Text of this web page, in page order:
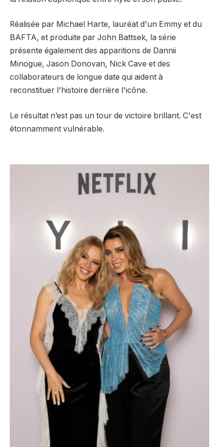
Réalisée par Michael Harte, lauréat d'un Emmy et du
BAFTA, et produite par John Battsek, la série
présente également des apparitions de Dannii
Minogue, Jason Donovan, Nick Cave et des
collaborateurs de longue date qui aident à
reconstituer l'histoire derrière l'icône.
Le résultat n’est pas un tour de victoire brillant. C'est
étonnamment vulnérable.